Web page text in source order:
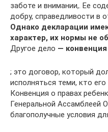
заботе и внимании,. Ее
добру, справедливости в
Однако декларации
характер, их нормы не
Другое дело — конвенция
; это договор, который
исполняться теми, кто
Конвенция о правах
Генеральной Ассамблеей
благополучные условия